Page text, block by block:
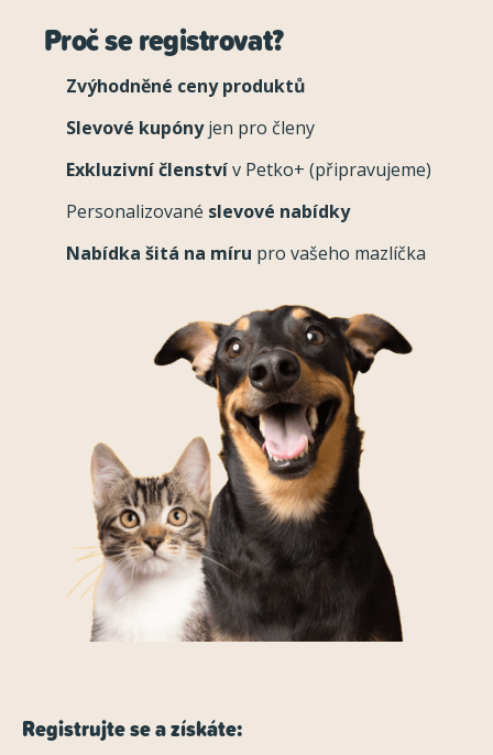
Proč se registrovat?
Zvýhodněné ceny produktů
Slevové kupónyjen pro členy
Exkluzivní členstvív Petko+ (připravujeme)
Personalizované slevové nabídky
Nabídka šitá na míru pro vašeho mazlíčka
Registrujte se a získáte: